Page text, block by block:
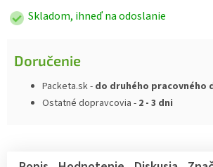
Skladom, ihneď na odoslanie
Doručenie
Packeta.sk - do druhého pracovného
Ostatné dopravcovia - 2 - 3 dni